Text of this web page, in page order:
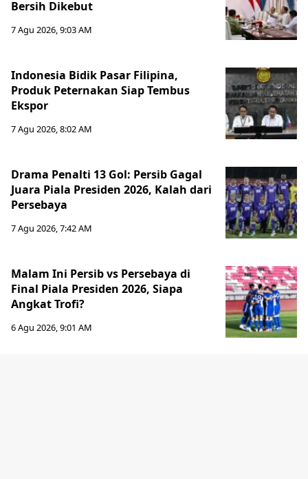
Bersih Dikebut
7 Agu 2026, 9:03 AM
Indonesia Bidik Pasar Filipina,
Produk Peternakan Siap Tembus
Ekspor
7 Agu 2026, 8:02 AM
Drama Penalti 13 Gol: Persib Gagal
Juara Piala Presiden 2026, Kalah dari
Persebaya
7 Agu 2026, 7:42 AM
Malam Ini Persib vs Persebaya di
Final Piala Presiden 2026, Siapa
Angkat Trofi?
6 Agu 2026, 9:01 AM